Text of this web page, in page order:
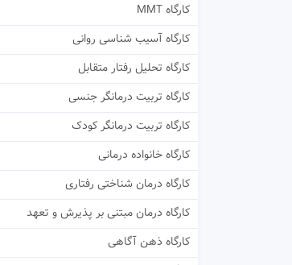
کارگاه MMT
کارگاه آسیب شناسی روانی
کارگاه تحلیل رفتار متقابل
کارگاه تربیت درمانگر جنسی
کارگاه تربیت درمانگر کودک
کارگاه خانواده درمانی
کارگاه درمان شناختی رفتاری
کارگاه درمان مبتنی بر پذیرش و تعهد
کارگاه ذهن آگاهی